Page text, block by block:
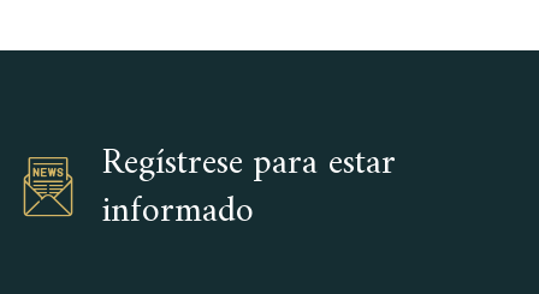
Regístrese para estar
informado